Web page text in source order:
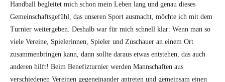
Handball begleitet mich schon mein Leben lang und genau dieses
Gemeinschaftsgefühl, das unseren Sport ausmacht, möchte ich mit dem
Turnier weitergeben. Deshalb war für mich schnell klar: Wenn man so
viele Vereine, Spielerinnen, Spieler und Zuschauer an einem Ort
zusammenbringen kann, dann sollte daraus etwas entstehen, das auch
anderen hilft! Beim Benefizturnier werden Mannschaften aus
verschiedenen Vereinen gegeneinander antreten und gemeinsam einen